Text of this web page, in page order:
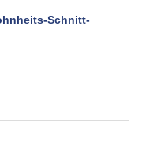
Schnitt-